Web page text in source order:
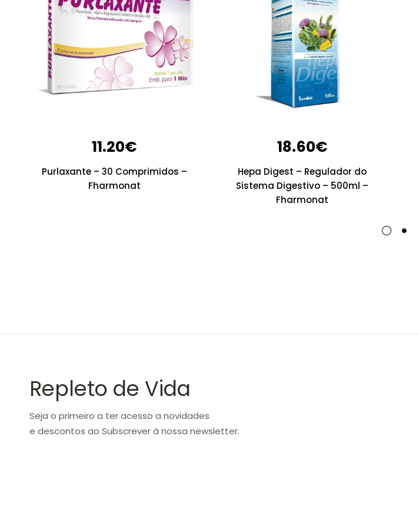
11.20€
Purlaxante – 30 Comprimidos –
Fharmonat
18.60€
Hepa Digest – Regulador do
Sistema Digestivo – 500ml –
Fharmonat
Repleto de Vida
Seja o primeiro a ter acesso a novidades
e descontos ao Subscrever à nossa newsletter.